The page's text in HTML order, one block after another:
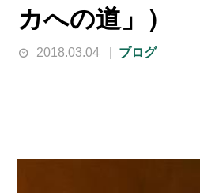
カへの道」）
2018.03.04 ブログ